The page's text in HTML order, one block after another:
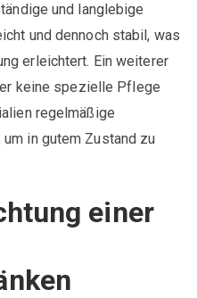
und langlebige
und dennoch stabil, was
erleichtert. Ein weiterer
keine spezielle Pflege
regelmäßige
in gutem Zustand zu
einer